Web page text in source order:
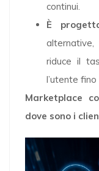
continui.
È
alternative,
riduce il
l’utente fino
Marketplace
dove sono i